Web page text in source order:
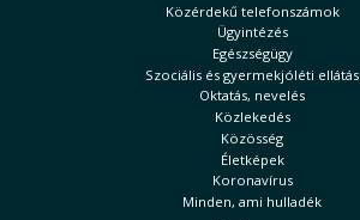
Közérdekű telefonszámok
Ügyintézés
Egészségügy
Szociális és gyermekjóléti ellátás
Oktatás, nevelés
Közlekedés
Közösség
Életképek
Koronavírus
Minden, ami hulladék